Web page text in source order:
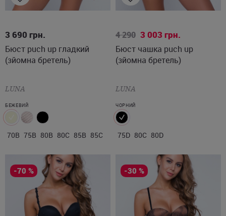
85C
3 690 грн.
Бюст puch up гладкий
(зйомна бретель)
LUNA
БЕЖЕВИЙ
70B 75B 80B 80C 85B 85C
4 290 3 003 грн.
Бюст чашка puch up
(зйомна бретель)
LUNA
ЧОРНИЙ
75D 80C 80D
-70 % -30 %